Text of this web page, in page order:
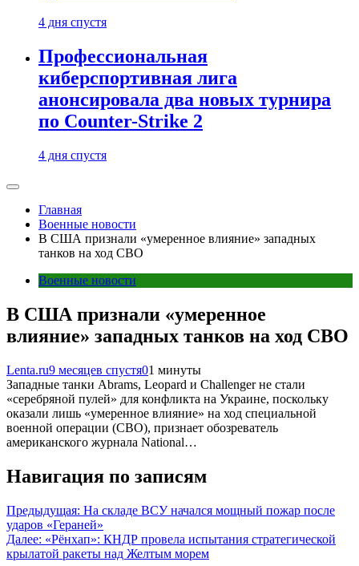
4 дня спустя
Профессиональная
киберспортивная лига
анонсировала два новых турнира
по Counter-Strike 2
4 дня спустя
Главная
Военные новости
В США признали «умеренное влияние» западных
танков на ход СВО
Военные новости
В США признали «умеренное
влияние» западных танков на ход СВО
Lenta.ru9 месяцев спустя01 минуты
Западные танки Abrams, Leopard и Challenger не стали
«серебряной пулей» для конфликта на Украине, поскольку
оказали лишь «умеренное влияние» на ход специальной
военной операции (СВО), признает обозреватель
американского журнала National…
Навигация по записям
Предыдущая: На складе ВСУ начался мощный пожар после
ударов «Гераней»
Далее: «Рёнхап»: КНДР провела испытания стратегической
крылатой ракеты над Желтым морем